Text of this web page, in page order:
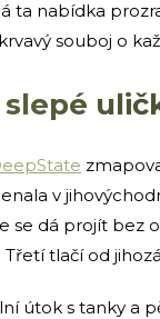
ta nabídka
souboj o
v
se dá projít bez
tlačí od
útok s tanky a